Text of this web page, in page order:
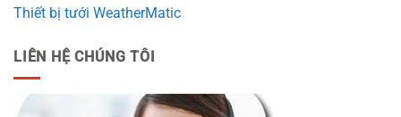
Thiết bị tưới WeatherMatic
LIÊN HỆ CHÚNG TÔI